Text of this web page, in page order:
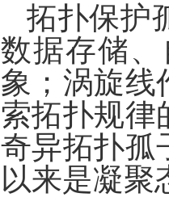
拓扑保护
数据存储
象；涡旋线
索拓扑规律
奇异拓扑孤
以来是凝聚